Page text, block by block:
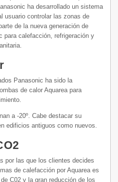
ha desarrollado un sistema
usuario controlar las zonas de
de la nueva generación de
para calefacción, refrigeración y
Panasonic ha sido la
de calor Aquarea para
a -20º. Cabe destacar su
edificios antiguos como nuevos.
por las que los clientes decides
de calefacción por Aquarea es
C02 y la gran reducción de los